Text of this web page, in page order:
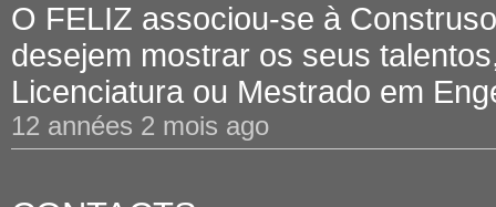
O FELIZ associou-se à
desejem mostrar os seus
Licenciatura ou Mestrado em
12 années 2 mois ago